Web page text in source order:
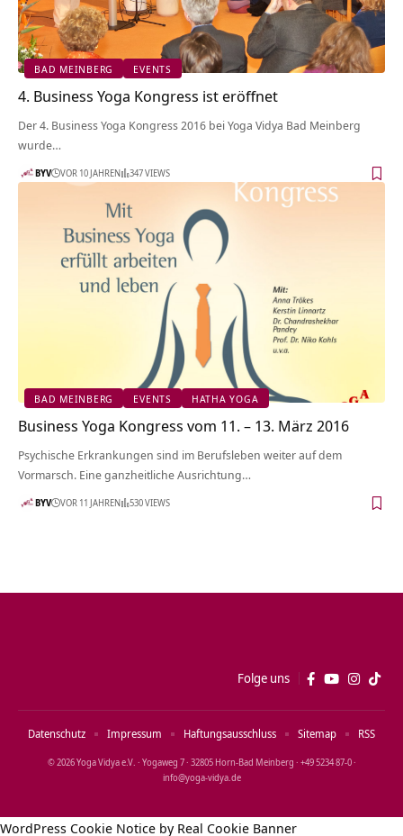
BAD MEINBERG EVENTS
4. Business Yoga Kongress ist eröffnet
Der 4. Business Yoga Kongress 2016 bei Yoga Vidya Bad Meinberg
wurde…
BYV VOR 10 JAHREN 347 VIEWS
BAD MEINBERG EVENTS HATHA YOGA
Business Yoga Kongress vom 11. – 13. März 2016
Psychische Erkrankungen sind im Berufsleben weiter auf dem
Vormarsch. Eine ganzheitliche Ausrichtung…
BYV VOR 11 JAHREN 530 VIEWS
Folge uns
© 2026 Yoga Vidya e.V. · Yogaweg 7 · 32805 Horn‑Bad Meinberg · +49 5234 87‑0 ·
info@yoga‑vidya.de
Datenschutz Impressum Haftungsausschluss Sitemap RSS
WordPress Cookie Notice by Real Cookie Banner